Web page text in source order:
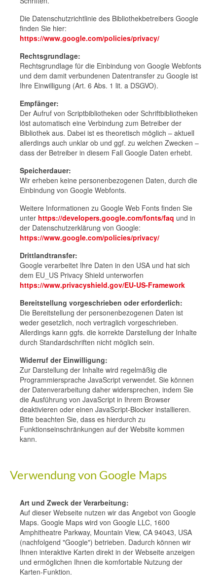
Die Datenschutzrichtlinie des Bibliothekbetreibers Google
finden Sie hier:
https://www.google.com/policies/privacy/
Rechtsgrundlage:
Rechtsgrundlage für die Einbindung von Google Webfonts
und dem damit verbundenen Datentransfer zu Google ist
Ihre Einwilligung (Art. 6 Abs. 1 lit. a DSGVO).
Empfänger:
Der Aufruf von Scriptbibliotheken oder Schriftbibliotheken
löst automatisch eine Verbindung zum Betreiber der
Bibliothek aus. Dabei ist es theoretisch möglich – aktuell
allerdings auch unklar ob und ggf. zu welchen Zwecken –
dass der Betreiber in diesem Fall Google Daten erhebt.
Speicherdauer:
Wir erheben keine personenbezogenen Daten, durch die
Einbindung von Google Webfonts.
Weitere Informationen zu Google Web Fonts finden Sie
unter https://developers.google.com/fonts/faq und in
der Datenschutzerklärung von Google:
https://www.google.com/policies/privacy/
Drittlandtransfer:
Google verarbeitet Ihre Daten in den USA und hat sich
dem EU_US Privacy Shield unterworfen
https://www.privacyshield.gov/EU-US-Framework
Bereitstellung vorgeschrieben oder erforderlich:
Die Bereitstellung der personenbezogenen Daten ist
weder gesetzlich, noch vertraglich vorgeschrieben.
Allerdings kann ggfs. die korrekte Darstellung der Inhalte
durch Standardschriften nicht möglich sein.
Widerruf der Einwilligung:
Zur Darstellung der Inhalte wird regelmäßig die
Programmiersprache JavaScript verwendet. Sie können
der Datenverarbeitung daher widersprechen, indem Sie
die Ausführung von JavaScript in Ihrem Browser
deaktivieren oder einen JavaScript-Blocker installieren.
Bitte beachten Sie, dass es hierdurch zu
Funktionseinschränkungen auf der Website kommen
kann.
Verwendung von Google Maps
Art und Zweck der Verarbeitung:
Auf dieser Webseite nutzen wir das Angebot von Google
Maps. Google Maps wird von Google LLC, 1600
Amphitheatre Parkway, Mountain View, CA 94043, USA
(nachfolgend "Google") betrieben. Dadurch können wir
Ihnen interaktive Karten direkt in der Webseite anzeigen
und ermöglichen Ihnen die komfortable Nutzung der
Karten-Funktion.